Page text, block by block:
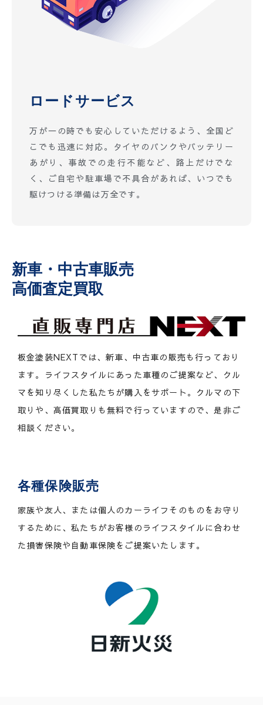
ロードサービス
万が一の時でも安心していただけるよう、全国ど
こでも迅速に対応。タイヤのパンクやバッテリー
あがり、事故での走行不能など、路上だけでな
く、ご自宅や駐車場で不具合があれば、いつでも
駆けつける準備は万全です。
新車・中古車販売
高価査定買取
板金塗装NEXTでは、新車、中古車の販売も行っており
ます。ライフスタイルにあった車種のご提案など、クル
マを知り尽くした私たちが購入をサポート。クルマの下
取りや、高価買取りも無料で行っていますので、是非ご
相談ください。
各種保険販売
家族や友人、または個人のカーライフそのものをお守り
するために、私たちがお客様のライフスタイルに合わせ
た損害保険や自動車保険をご提案いたします。